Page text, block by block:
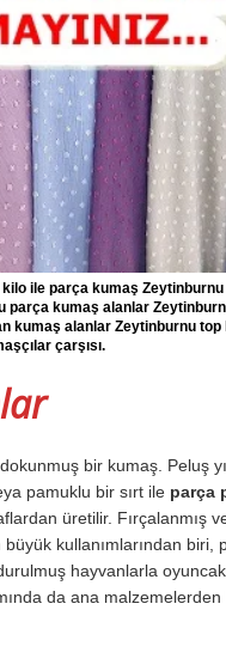
ile parça kumaş
parça kumaş alanlar
kumaş alanlar Zeytinburnu
çarşısı.
bir kumaş. Peluş
pamuklu bir sırt ile parça
üretilir. Fırçalanmış
kullanımlarından biri,
hayvanlarla
da ana malzemelerden